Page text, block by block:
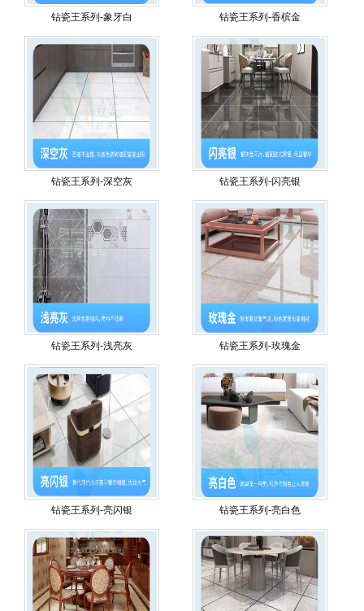
钻瓷王系列-象牙白 钻瓷王系列-香槟金
钻瓷王系列-深空灰 钻瓷王系列-闪亮银
钻瓷王系列-浅亮灰 钻瓷王系列-玫瑰金
钻瓷王系列-亮闪银 钻瓷王系列-亮白色